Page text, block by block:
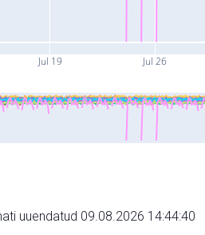
Jul 19 Jul 26
uuendatud 09.08.2026 14:44:40